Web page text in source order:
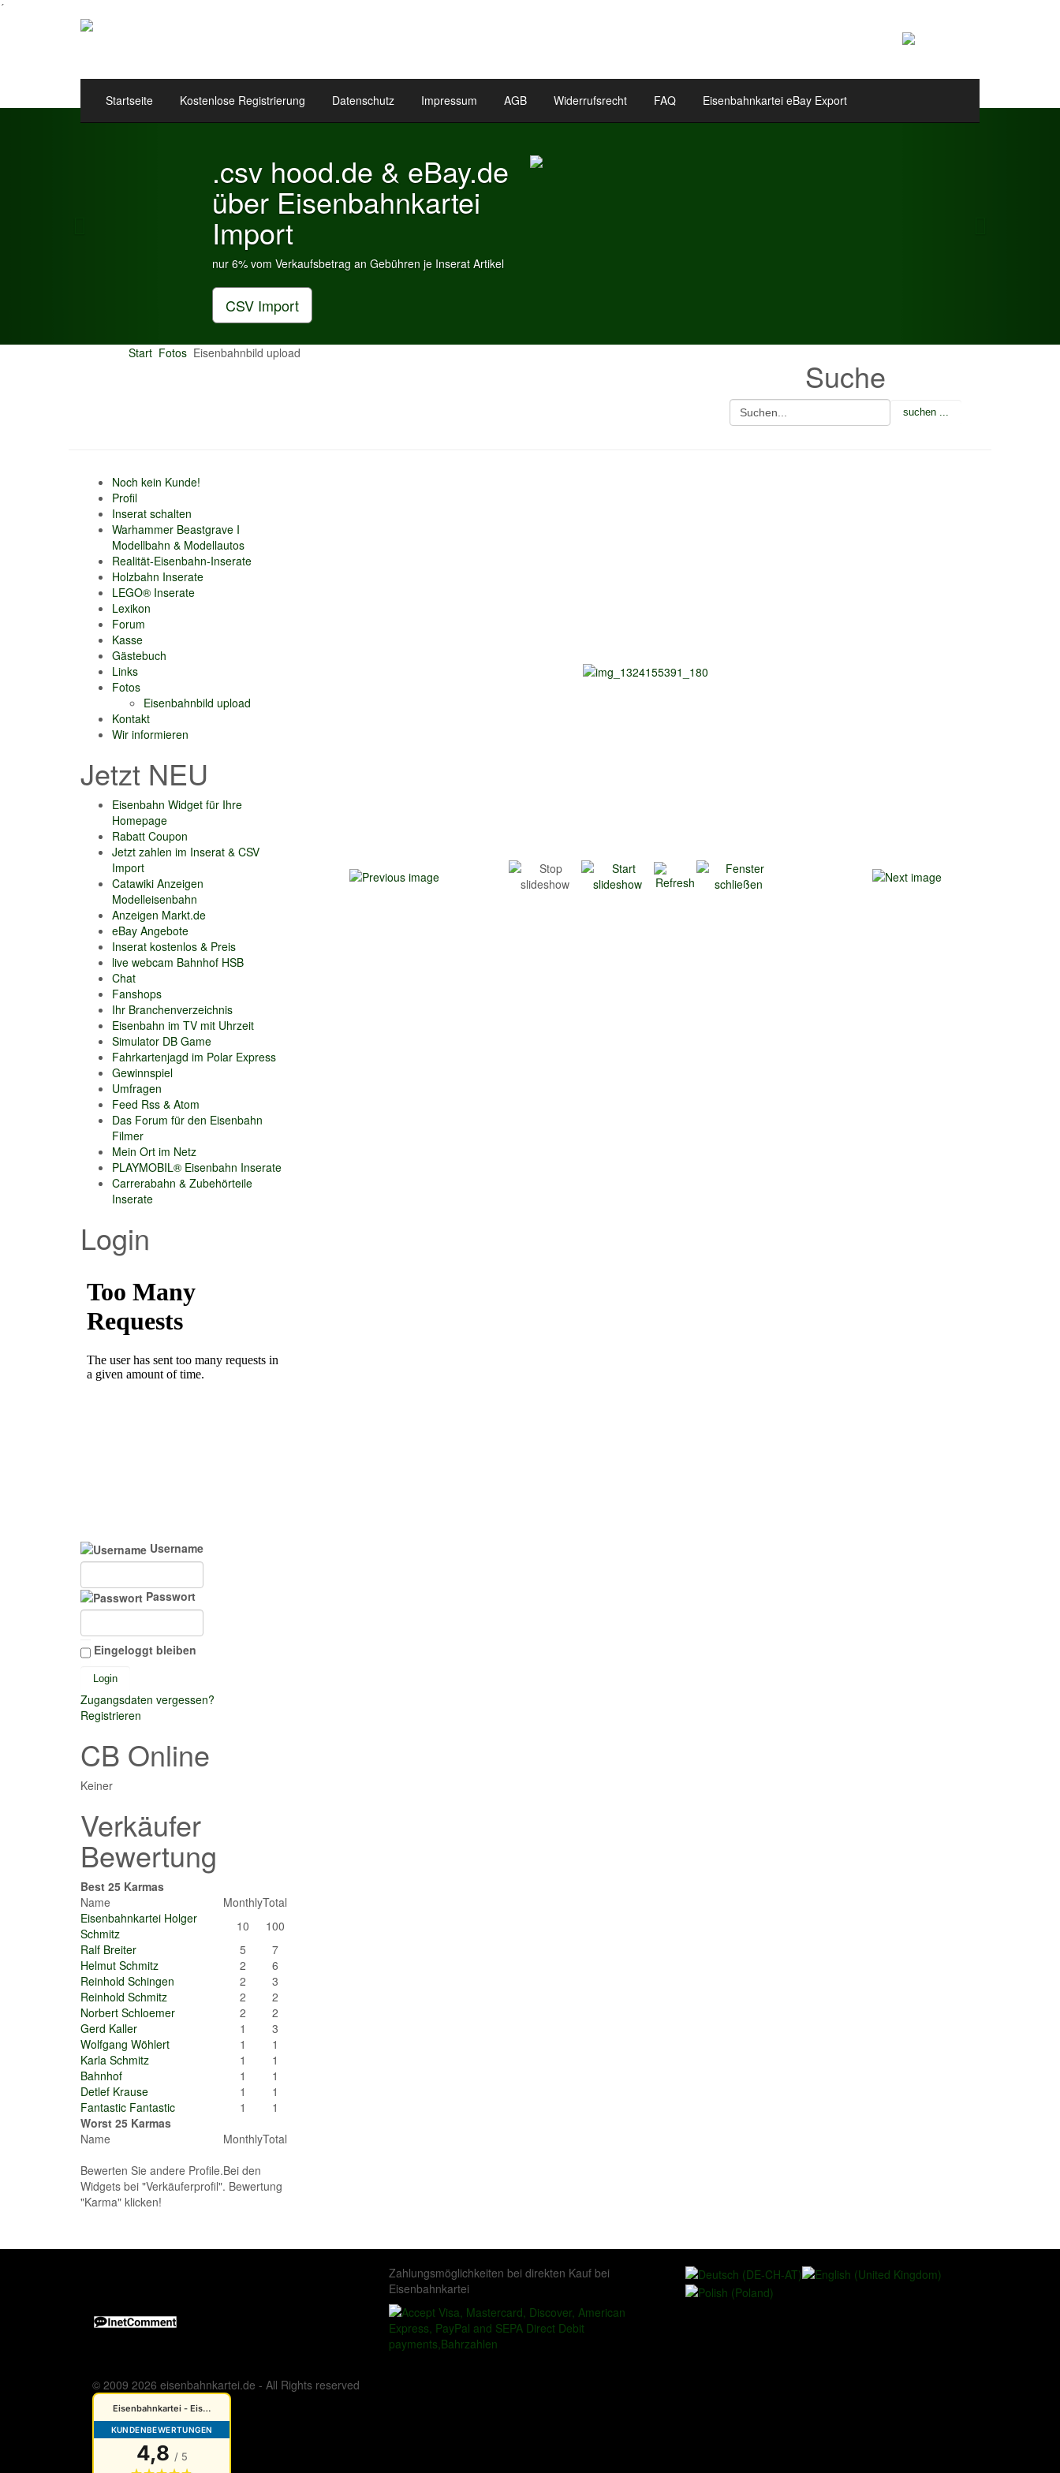
´
Startseite Kostenlose Registrierung Datenschutz Impressum AGB Widerrufsrecht FAQ Eisenbahnkartei eBay Export
.csv hood.de & eBay.de
über Eisenbahnkartei
nur 6% vom Verkaufsbetrag an Gebühren je Inserat Artikel
Previous
Start Fotos Eisenbahnbild upload
Suche
Noch kein Kunde!
Profil
Inserat schalten
Warhammer Beastgrave I
Modellbahn & Modellautos
Realität-Eisenbahn-Inserate
Holzbahn Inserate
LEGO® Inserate
Lexikon
Forum
Kasse
Gästebuch
Links
Fotos
Eisenbahnbild upload
Kontakt
Wir informieren
Jetzt NEU
Eisenbahn Widget für Ihre
Homepage
Rabatt Coupon
Jetzt zahlen im Inserat & CSV
Import
Catawiki Anzeigen
Modelleisenbahn
Anzeigen Markt.de
eBay Angebote
Inserat kostenlos & Preis
live webcam Bahnhof HSB
Chat
Fanshops
Ihr Branchenverzeichnis
Eisenbahn im TV mit Uhrzeit
Simulator DB Game
Fahrkartenjagd im Polar Express
Gewinnspiel
Umfragen
Feed Rss & Atom
Das Forum für den Eisenbahn
Filmer
Mein Ort im Netz
PLAYMOBIL® Eisenbahn Inserate
Carrerabahn & Zubehörteile
Inserate
Login
Username
Passwort
Eingeloggt bleiben
Zugangsdaten vergessen?
Registrieren
CB Online
Keiner
Verkäufer
Bewertung
Best 25 Karmas
Name
MonthlyTotal
Eisenbahnkartei Holger
Schmitz
10
100
Ralf Breiter
5
7
Helmut Schmitz
2
6
Reinhold Schingen
2
3
Reinhold Schmitz
2
2
Norbert Schloemer
2
2
Gerd Kaller
1
3
Wolfgang Wöhlert
1
1
Karla Schmitz
1
1
Bahnhof
1
1
Detlef Krause
1
1
Fantastic Fantastic
1
1
Worst 25 Karmas
Name
MonthlyTotal
Bewerten Sie andere Profile.Bei den
Widgets bei "Verkäuferprofil". Bewertung
"Karma" klicken!
© 2009 2026 eisenbahnkartei.de - All Rights reserved
Zahlungsmöglichkeiten bei direkten Kauf bei
Eisenbahnkartei